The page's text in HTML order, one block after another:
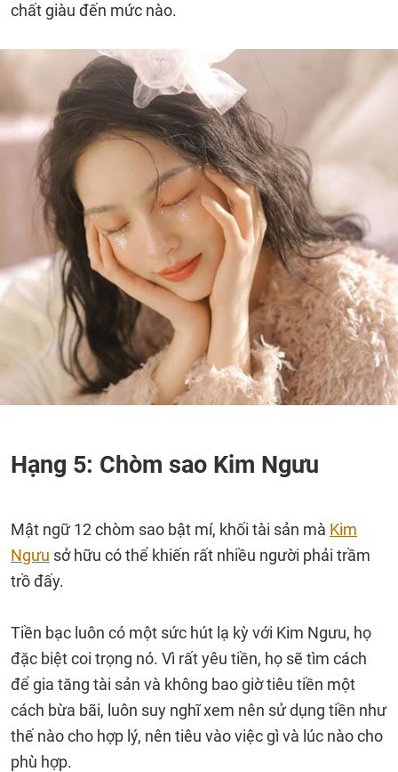
chất giàu đến mức nào.
Hạng 5: Chòm sao Kim Ngưu
Mật ngữ 12 chòm sao bật mí, khối tài sản mà Kim
Ngưu sở hữu có thể khiến rất nhiều người phải trầm
trồ đấy.
Tiền bạc luôn có một sức hút lạ kỳ với Kim Ngưu, họ
đặc biệt coi trọng nó. Vì rất yêu tiền, họ sẽ tìm cách
để gia tăng tài sản và không bao giờ tiêu tiền một
cách bừa bãi, luôn suy nghĩ xem nên sử dụng tiền như
thế nào cho hợp lý, nên tiêu vào việc gì và lúc nào cho
phù hợp.